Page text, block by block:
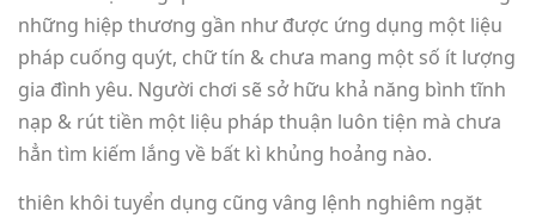
những hiệp thương gần như được ứng dụng một liệu
pháp cuống quýt, chữ tín & chưa mang một số ít lượng
gia đình yêu. Người chơi sẽ sở hữu khả năng bình tĩnh
nạp & rút tiền một liệu pháp thuận luôn tiện mà chưa
hẳn tìm kiếm lắng về bất kì khủng hoảng nào.
thiên khôi tuyển dụng cũng vâng lệnh nghiêm ngặt